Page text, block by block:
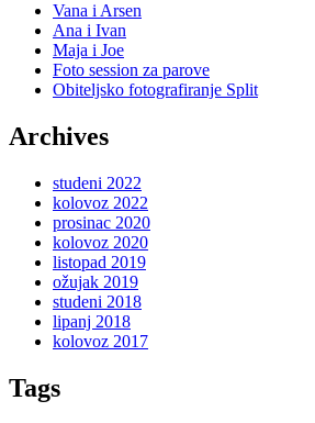
Vana i Arsen
Ana i Ivan
Maja i Joe
Foto session za parove
Obiteljsko fotografiranje Split
Archives
studeni 2022
kolovoz 2022
prosinac 2020
kolovoz 2020
listopad 2019
ožujak 2019
studeni 2018
lipanj 2018
kolovoz 2017
Tags